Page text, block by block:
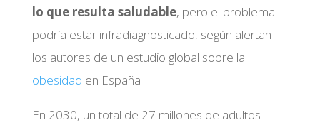
lo que resulta saludable, pero el problema
podría estar infradiagnosticado, según alertan
los autores de un estudio global sobre la
obesidad en España
En 2030, un total de 27 millones de adultos